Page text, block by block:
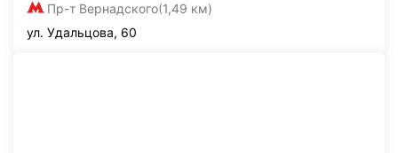
Пр-т Вернадского(1,49 км)
ул. Удальцова, 60